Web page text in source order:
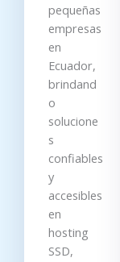
pequeñas
empresas
en
Ecuador,
brindand
o
solucione
s
confiables
y
accesibles
en
hosting
SSD,